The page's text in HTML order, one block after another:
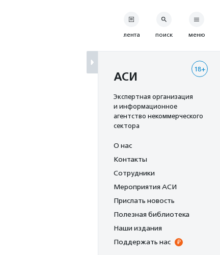
лента поиск меню
18+
АСИ
Экспертная организация
и информационное
агентство некоммерческого
сектора
О нас
Контакты
Сотрудники
Мероприятия АСИ
Прислать новость
Полезная библиотека
Наши издания
Поддержать нас